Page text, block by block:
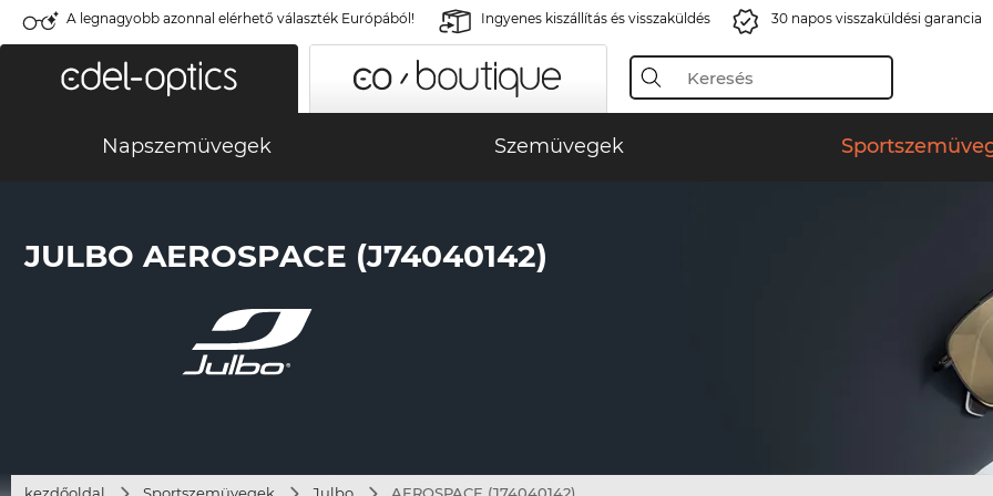
A legnagyobb azonnal elérhető választék Európából! Ingyenes kiszállítás és visszaküldés 30 napos visszaküldési garancia
Napszemüvegek Szemüvegek
JULBO AEROSPACE (J74040142)